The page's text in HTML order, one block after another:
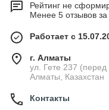
Рейтинг не
Менее 5 отзывов
Работает с
г. Алматы
ул. Гете 237
Алматы, Казахстан
Контакты